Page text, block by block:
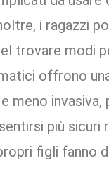
i ragazzi
trovare modi
offrono
meno
più sicuri
figli fanno